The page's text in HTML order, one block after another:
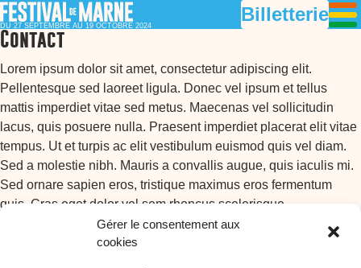
Gérer le consentement aux
cookies
DU 27 SEPTEMBRE AU 19 OCTOBRE 2024
Billetterie
Contact
Lorem ipsum dolor sit amet, consectetur adipiscing elit.
Pellentesque sed laoreet ligula. Donec vel ipsum et tellus
mattis imperdiet vitae sed metus. Maecenas vel sollicitudin
lacus, quis posuere nulla. Praesent imperdiet placerat elit vitae
tempus. Ut et turpis ac elit vestibulum euismod quis vel diam.
Sed a molestie nibh. Mauris a convallis augue, quis iaculis mi.
Sed ornare sapien eros, tristique maximus eros fermentum
quis. Cras eget dolor vel sem rhoncus scelerisque.